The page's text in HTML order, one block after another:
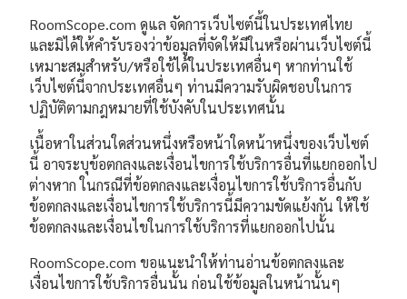
RoomScope.com ดูแล จัดการเว็บไซต์นี้ในประเทศไทย
และมิได้ให้คำรับรองว่าข้อมูลที่จัดให้มีในหรือผ่านเว็บไซต์นี้
เหมาะสมสำหรับ/หรือใช้ได้ในประเทศอื่นๆ หากท่านใช้
เว็บไซต์นี้จากประเทศอื่นๆ ท่านมีความรับผิดชอบในการ
ปฏิบัติตามกฎหมายที่ใช้บังคับในประเทศนั้น
เนื้อหาในส่วนใดส่วนหนึ่งหรือหน้าใดหน้าหนึ่งของเว็บไซต์
นี้ อาจระบุข้อตกลงและเงื่อนไขการใช้บริการอื่นที่แยกออกไป
ต่างหาก ในกรณีที่ข้อตกลงและเงื่อนไขการใช้บริการอื่นกับ
ข้อตกลงและเงื่อนไขการใช้บริการนี้มีความขัดแย้งกัน ให้ใช้
ข้อตกลงและเงื่อนไขในการใช้บริการที่แยกออกไปนั้น
RoomScope.com ขอแนะนำให้ท่านอ่านข้อตกลงและ
เงื่อนไขการใช้บริการอื่นนั้น ก่อนใช้ข้อมูลในหน้านั้นๆ